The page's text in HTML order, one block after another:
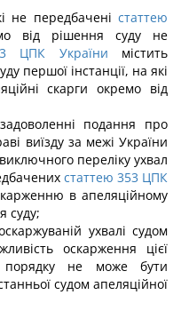
не передбачені статтею
від рішення суду не
ЦПК України містить
першої інстанції, на які
скарги окремо від
подання про
виїзду за межі України
переліку ухвал
статтею 353 ЦПК
в апеляційному
суду;
ухвалі судом
оскарження цієї
порядку не може бути
судом апеляційної